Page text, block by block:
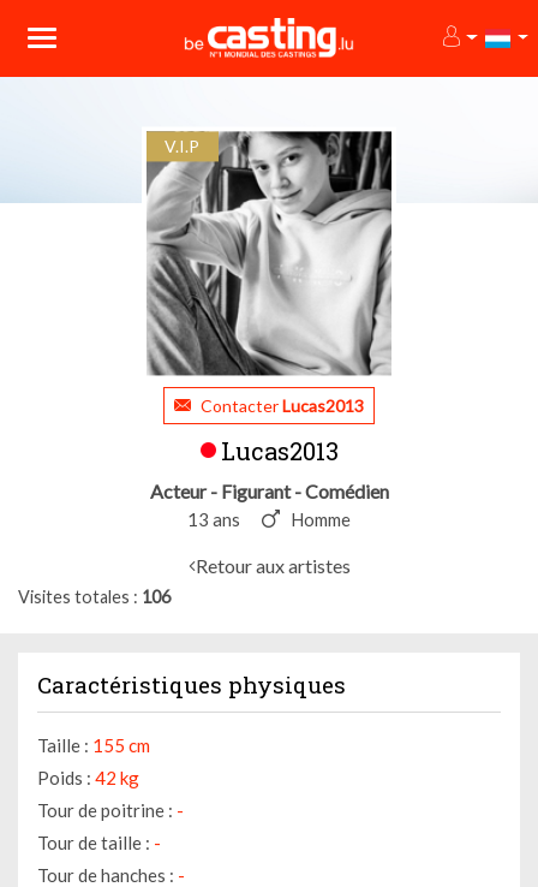
V.I.P
ContacterLucas2013
Lucas2013
Acteur - Figurant - Comédien
13 ans Homme
Retour aux artistes
Visites totales 106
Caractéristiques physiques
Taille : 155 cm
Poids : 42 kg
Tour de poitrine : -
Tour de taille : -
Tour de hanches : -